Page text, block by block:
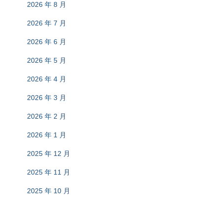
2026 年 8 月
2026 年 7 月
2026 年 6 月
2026 年 5 月
2026 年 4 月
2026 年 3 月
2026 年 2 月
2026 年 1 月
2025 年 12 月
2025 年 11 月
2025 年 10 月